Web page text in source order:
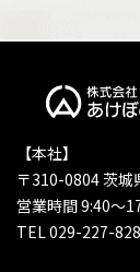
【本社】
〒310-0804 茨
営業時間 9:40〜
TEL 029-227-